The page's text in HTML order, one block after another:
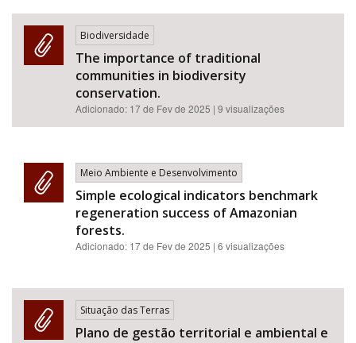
Biodiversidade
The importance of traditional
communities in biodiversity
conservation.
Adicionado: 17 de Fev de 2025 | 9 visualizações
Meio Ambiente e Desenvolvimento
Simple ecological indicators benchmark
regeneration success of Amazonian
forests.
Adicionado: 17 de Fev de 2025 | 6 visualizações
Situação das Terras
Plano de gestão territorial e ambiental e